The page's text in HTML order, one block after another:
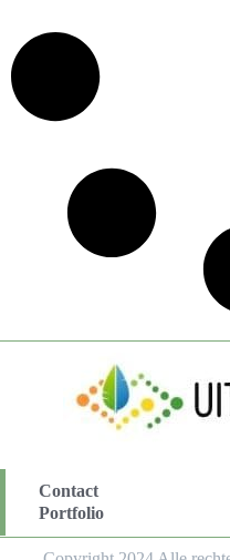
Contact
Portfolio